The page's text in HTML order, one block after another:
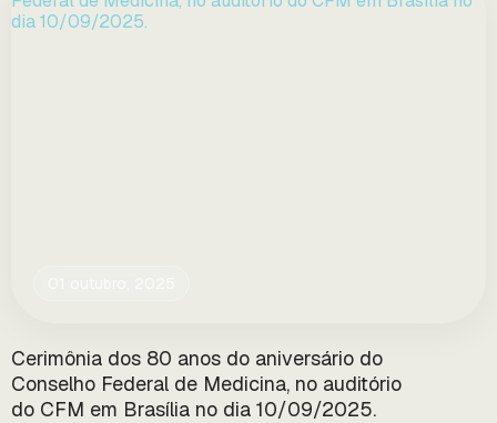
Cerimônia dos 80 anos do aniversário do
Conselho Federal de Medicina, no auditório
do CFM em Brasília no dia 10/09/2025.